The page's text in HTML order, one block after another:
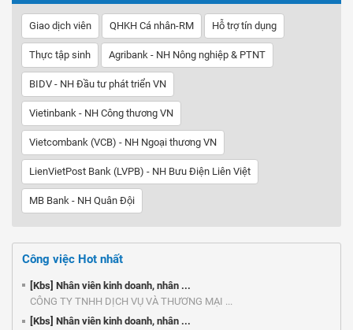
Giao dịch viên QHKH Cá nhân-RM Hỗ trợ tín dụng
Thực tập sinh Agribank - NH Nông nghiệp & PTNT
BIDV - NH Đầu tư phát triển VN
Vietinbank - NH Công thương VN
Vietcombank (VCB) - NH Ngoại thương VN
LienVietPost Bank (LVPB) - NH Bưu Điện Liên Việt
MB Bank - NH Quân Đội
Công việc Hot nhất
[Kbs] Nhân viên kinh doanh, nhân ...
CÔNG TY TNHH DỊCH VỤ VÀ THƯƠNG MẠI ...
[Kbs] Nhân viên kinh doanh, nhân ...